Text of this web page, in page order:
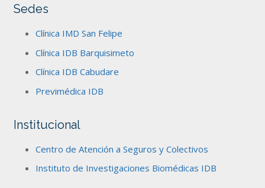
Sedes
Clínica IMD San Felipe
Clínica IDB Barquisimeto
Clínica IDB Cabudare
Previmédica IDB
Institucional
Centro de Atención a Seguros y Colectivos
Instituto de Investigaciones Biomédicas IDB